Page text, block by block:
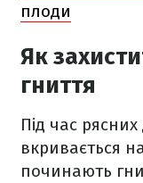
плоди
Як
гниття
Під час
вкривається
починають